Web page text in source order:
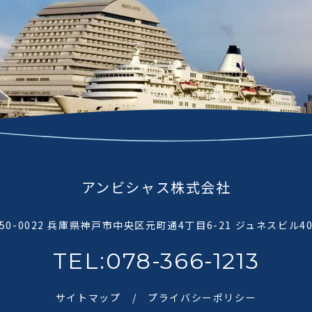
アンビシャス株式会社
0022 兵庫県神戸市中央区元町通4丁目6-21 ジュネスビル
TEL:078-366-1213
サイトマップ プライバシーポリシー